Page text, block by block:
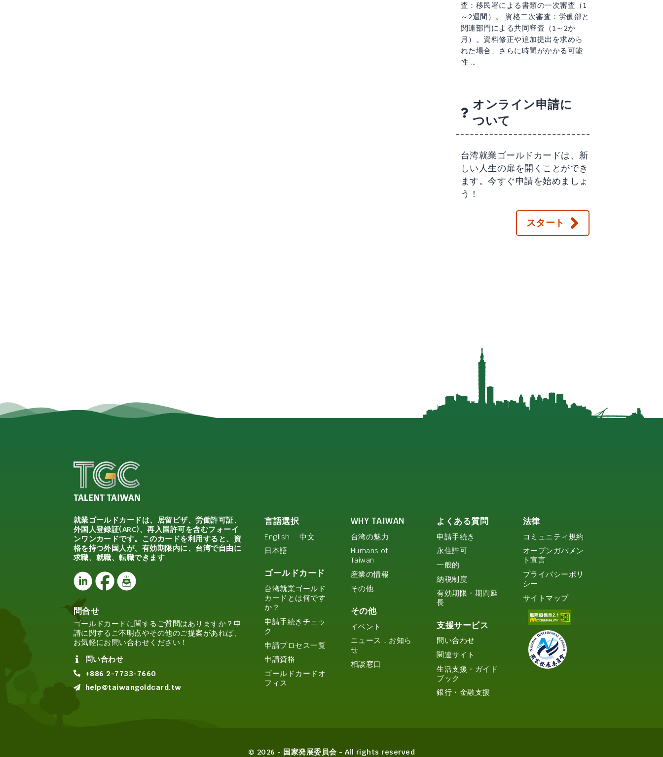
査：移民署による書類の一次審査（1
～2週間）。 資格二次審査：労働部と
関連部門による共同審査（1～2か
月）。資料修正や追加提出を求めら
れた場合、さらに時間がかかる可能
性 …
オンライン申請に
ついて
台湾就業ゴールドカードは、新
しい人生の扉を開くことができ
ます。今すぐ申請を始めましょ
う！
スタート
就業ゴールドカードは、居留ビザ、労働許可証、
外国人登録証(ARC)、再入国許可を含むフォーイ
ンワンカードです。このカードを利用すると、資
格を持つ外国人が、有効期限内に、台湾で自由に
求職、就職、転職できます
問合せ
ゴールドカードに関するご質問はありますか？申
請に関するご不明点やその他のご提案があれば、
お気軽にお問い合わせください！
問い合わせ
+886 2-7733-7660
help@taiwangoldcard.tw
言語選択
English
中文
日本語
ゴールドカード
台湾就業ゴールド
カードとは何です
か？
申請手続きチェッ
ク
申請プロセス一覧
申請資格
ゴールドカードオ
フィス
WHY TAIWAN
台湾の魅力
Humans of
Taiwan
産業の情報
その他
その他
イベント
ニュース．お知ら
せ
相談窓口
よくある質問
申請手続き
永住許可
一般的
納税制度
有効期限・期間延
長
支援サービス
問い合わせ
関連サイト
生活支援・ガイド
ブック
銀行・金融支援
法律
コミュニティ規約
オープンガバメン
ト宣言
プライバシーポリ
シー
サイトマップ
© 2026 - 国家発展委員会 - All rights reserved